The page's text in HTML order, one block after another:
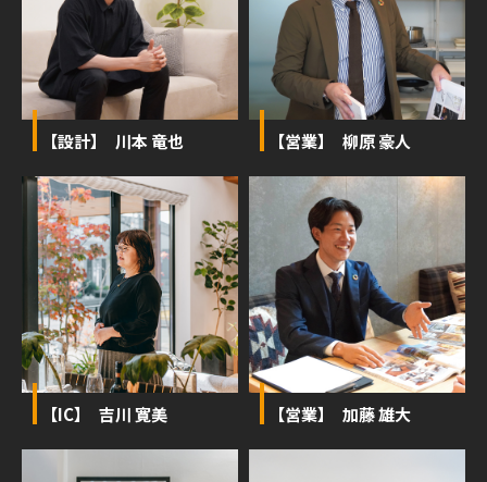
【設計】 川本 竜也 【営業】 柳原 豪人
【IC】 吉川 寛美 【営業】 加藤 雄大